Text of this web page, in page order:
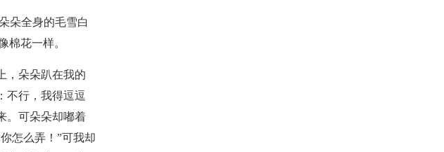
朵全身的毛雪白
棉花一样。
，朵朵趴在我的
不行，我得逗逗
。可朵朵却嘟着
怎么弄！”可我却